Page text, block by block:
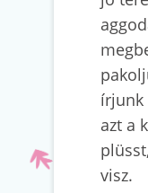
írjunk
azt a
visz.